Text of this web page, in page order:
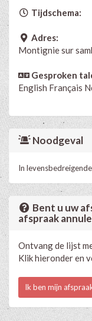
Tijdschema:
Adres:
Montignie sur
Gesproken
English Français
Noodgeval
In
Bent u uw
afspraak
Ontvang de lijst
Klik hieronder en
Ik ben mijn